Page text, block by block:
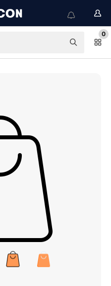
0